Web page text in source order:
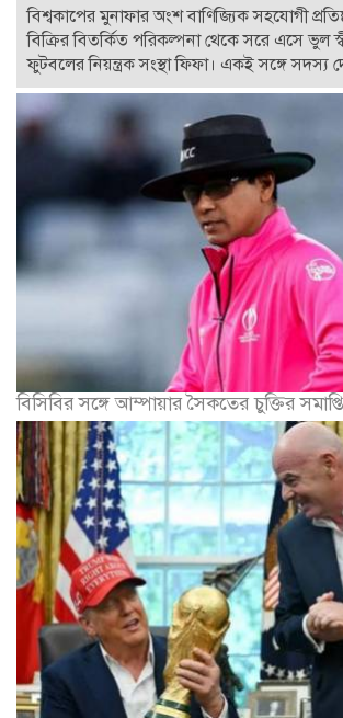
বিশ্বকাপের মুনাফার অংশ বাণিজ্যিক সহযোগী
বিক্রির বিতর্কিত পরিকল্পনা থেকে সরে এসে ভুল
ফুটবলের নিয়ন্ত্রক সংস্থা ফিফা। একই সঙ্গে সদস্য
বিসিবির সঙ্গে আম্পায়ার সৈকতের চুক্তির সমাপ্তি